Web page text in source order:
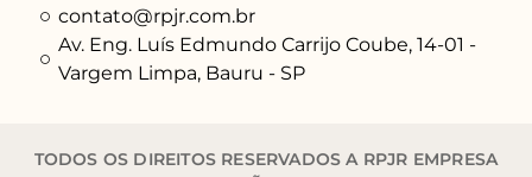
contato@rpjr.com.br
Av. Eng. Luís Edmundo Carrijo Coube, 14-01 -
Vargem Limpa, Bauru - SP
TODOS OS DIREITOS RESERVADOS A RPJR EMPRESA